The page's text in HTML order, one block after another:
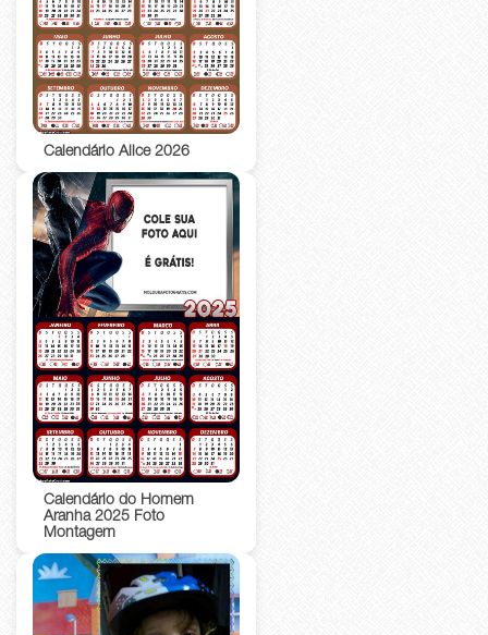
Calendário Alice 2026
Calendário do Homem
Aranha 2025 Foto
Montagem